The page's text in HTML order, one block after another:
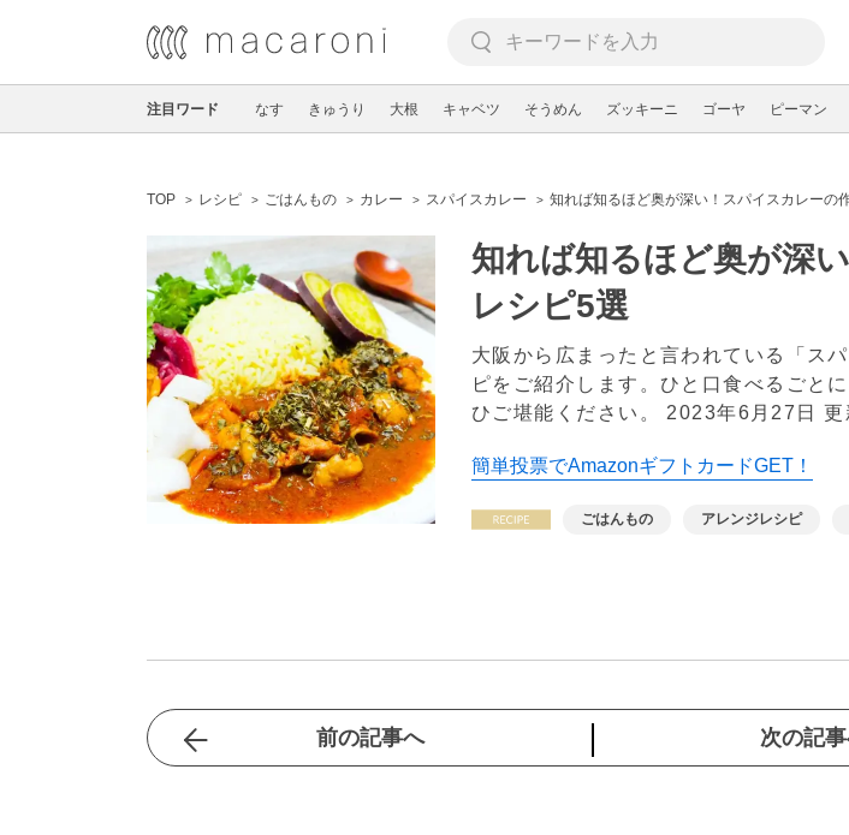
注目ワード なす きゅうり 大根 キャベツ そうめん ズッキーニ ゴーヤ ピーマン
TOP レシピ ごはんもの カレー スパイスカレー 知れば知るほど奥が深い！スパイスカレーの
知れば知るほど奥が深
レシピ5選
大阪から広まったと言われている「ス
ピをご紹介します。ひと口食べるごと
ひご堪能ください。 2023年6月27日 更
簡単投票でAmazonギフトカードGET！
ごはんもの アレンジレシピ
前の記事へ 次の記